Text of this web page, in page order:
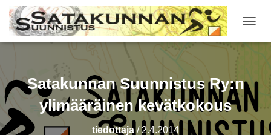
Satakunnan Suunnistus Ry:n
ylimääräinen kevätkokous
tiedottaja / 2.4.2014